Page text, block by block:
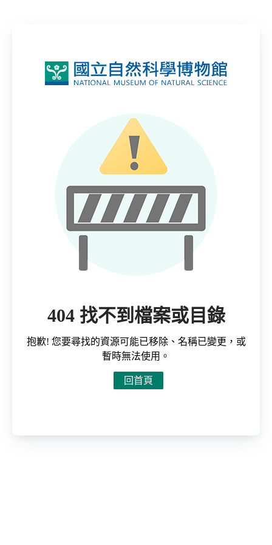
404 找不到檔案或目錄
抱歉! 您要尋找的資源可能已移除、名稱已變更，或
暫時無法使用。
回首頁